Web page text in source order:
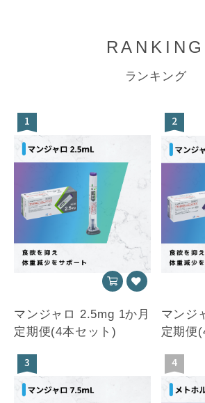
RANKING
ランキング
1
マンジャロ 2.5mg 1か月
定期便(4本セット)
2
マンジ
定期便
3 4